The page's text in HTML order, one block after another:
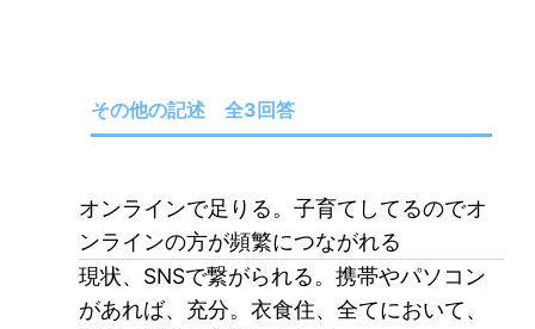
その他の記述 全3回答
オンラインで足りる。子育てしてるのでオ
ンラインの方が頻繁につながれる
現状、 SNSで繋がられる。携帯やパソコン
があれば、充分。衣食住、全てにおいて、